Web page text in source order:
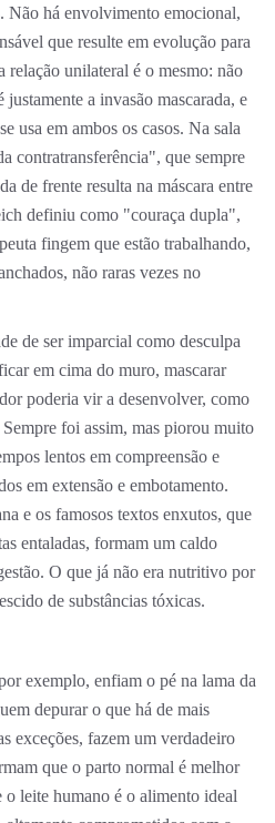
Não há envolvimento emocional,
que resulte em evolução para
relação unilateral é o mesmo: não
a invasão mascarada, e
usa em ambos os casos. Na sala
contratransferência", que sempre
de frente resulta na máscara entre
definiu como "couraça dupla",
fingem que estão trabalhando,
não raras vezes no
de ser imparcial como desculpa
em cima do muro, mascarar
poderia vir a desenvolver, como
foi assim, mas piorou muito
lentos em compreensão e
em extensão e embotamento.
e os famosos textos enxutos, que
entaladas, formam um caldo
O que já não era nutritivo por
de substâncias tóxicas.
exemplo, enfiam o pé na lama da
depurar o que há de mais
exceções, fazem um verdadeiro
que o parto normal é melhor
o leite humano é o alimento ideal